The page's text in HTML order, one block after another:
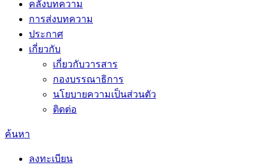
คลังบทความ
การส่งบทความ
ประกาศ
เกี่ยวกับ
เกี่ยวกับวารสาร
กองบรรณาธิการ
นโยบายความเป็นส่วนตัว
ติดต่อ
ค้นหา
ลงทะเบียน